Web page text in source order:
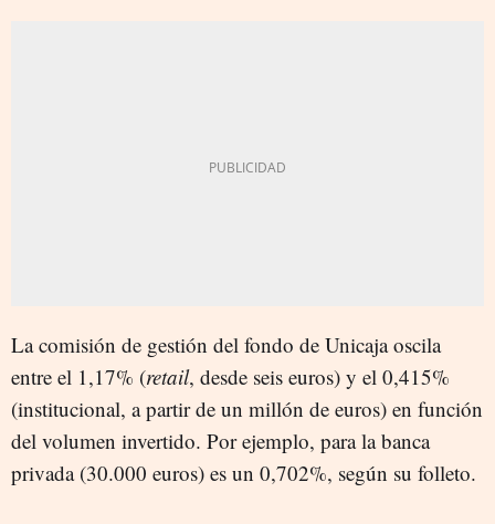
La comisión de gestión del fondo de Unicaja oscila
entre el 1,17% (retail, desde seis euros) y el 0,415%
(institucional, a partir de un millón de euros) en función
del volumen invertido. Por ejemplo, para la banca
privada (30.000 euros) es un 0,702%, según su folleto.